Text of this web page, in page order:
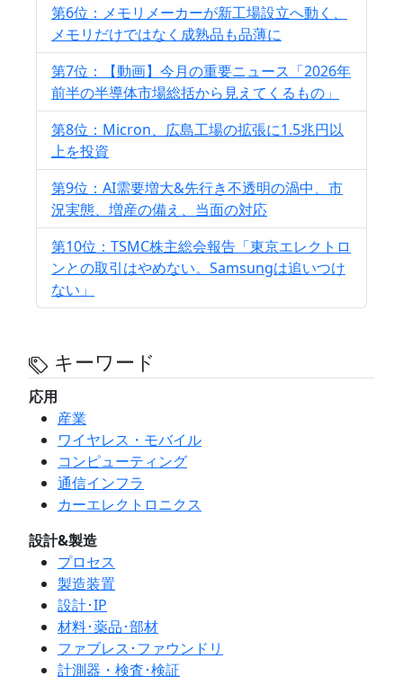
第6位：メモリメーカーが新工場設立へ動く、
メモリだけではなく成熟品も品薄に
第7位：【動画】今月の重要ニュース「2026年
前半の半導体市場総括から見えてくるもの」
第8位：Micron、広島工場の拡張に1.5兆円以
上を投資
第9位：AI需要増大&先行き不透明の渦中、市
況実態、増産の備え、当面の対応
第10位：TSMC株主総会報告「東京エレクトロ
ンとの取引はやめない。Samsungは追いつけ
ない」
キーワード
応用
産業
ワイヤレス・モバイル
コンピューティング
通信インフラ
カーエレクトロニクス
設計&製造
プロセス
製造装置
設計･IP
材料･薬品･部材
ファブレス･ファウンドリ
計測器・検査･検証